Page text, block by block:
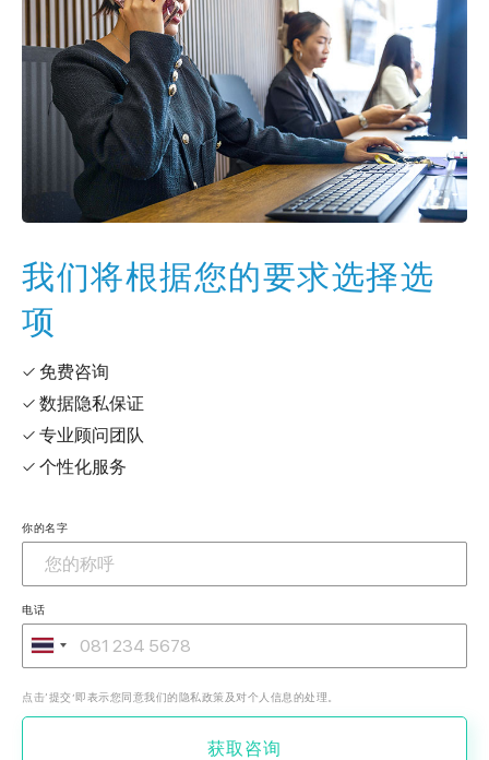
我们将根据您的要求选择选
项
✓ 免费咨询
✓ 数据隐私保证
✓ 专业顾问团队
✓ 个性化服务
你的名字
电话
点击‘提交’即表示您同意我们的隐私政策及对个人信息的处理。
获取咨询